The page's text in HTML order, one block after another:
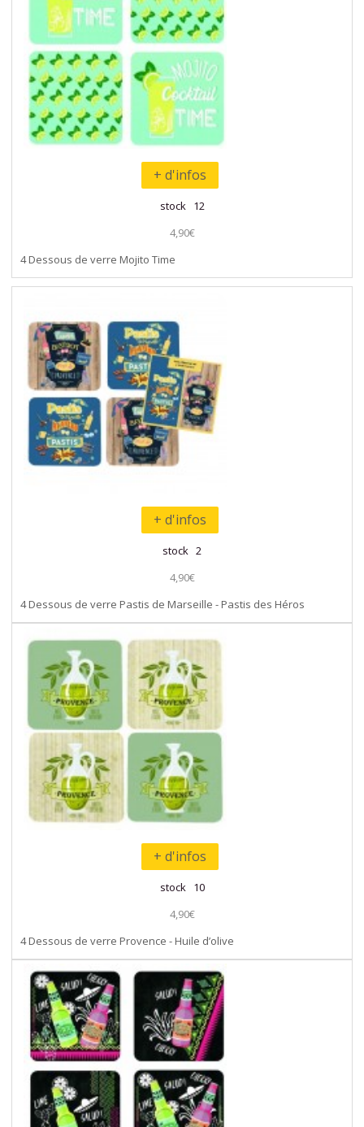
+ d'infos
stock 12
4,90€
4 Dessous de verre Mojito Time
+ d'infos
stock 2
4,90€
4 Dessous de verre Pastis de Marseille - Pastis des Héros
+ d'infos
stock 10
4,90€
4 Dessous de verre Provence - Huile d’olive